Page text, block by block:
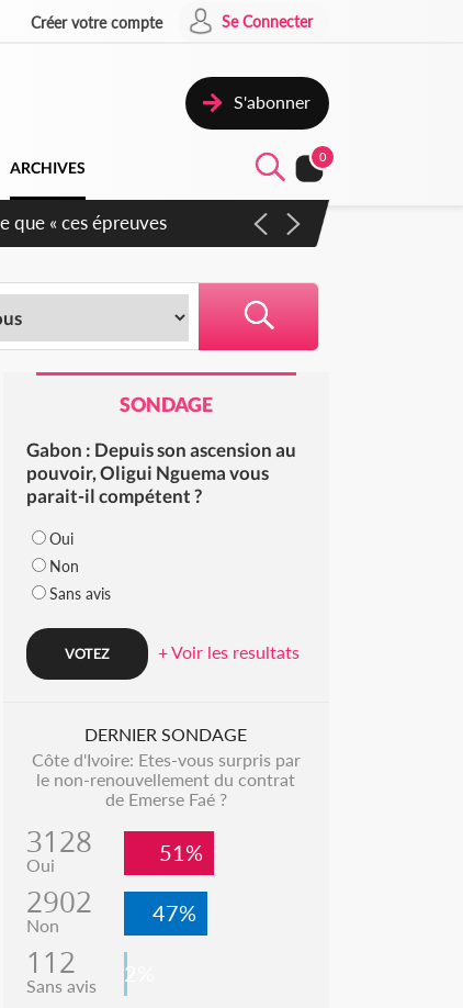
Créer votre compte Se Connecter
S'abonner
ARCHIVES
0
que « ces épreuves
SONDAGE
Gabon : Depuis son ascension au
pouvoir, Oligui Nguema vous
parait-il compétent ?
Oui
Non
Sans avis
+ Voir les resultats
DERNIER SONDAGE
Côte d'Ivoire: Etes-vous surpris par
le non-renouvellement du contrat
de Emerse Faé ?
3128
Oui 51%
2902
Non 47%
112
Sans avis 2%